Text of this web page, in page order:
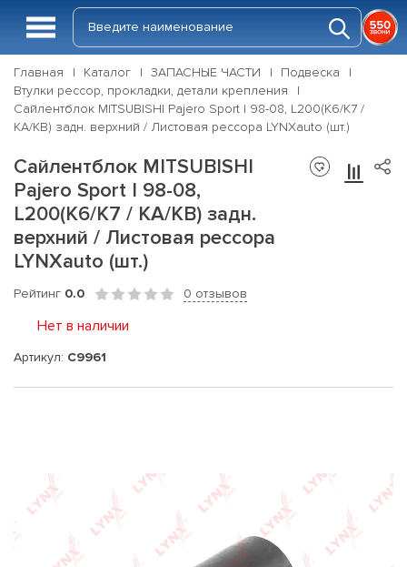
Главная Каталог ЗАПАСНЫЕ ЧАСТИ
Подвеска
Втулки рессор, прокладки, детали крепления
Сайлентблок MITSUBISHI Pajero Sport I 98-08, L200(K6/K7 /
KA/KB) задн. верхний / Листовая рессора LYNXauto (шт.)
Сайлентблок MITSUBISHI
Pajero Sport I 98-08,
L200(K6/K7 / KA/KB) задн.
верхний / Листовая рессора
LYNXauto (шт.)
Рейтинг 0.0 0 отзывов
Нет в наличии
Артикул: C9961